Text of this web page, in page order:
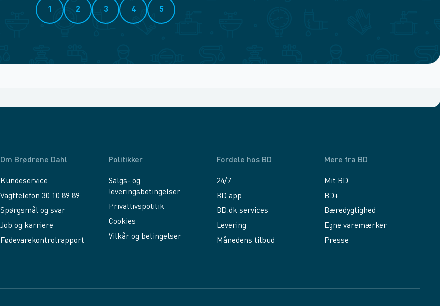
1 2 3 4 5
Om Brødrene Dahl
Kundeservice
Vagttelefon 30 10 89 89
Spørgsmål og svar
Job og karriere
Fødevarekontrolrapport
Politikker
Salgs- og
leveringsbetingelser
Privatlivspolitik
Cookies
Vilkår og betingelser
Fordele hos BD
24/7
BD app
BD.dk services
Levering
Månedens tilbud
Mere fra BD
Mit BD
BD+
Bæredygtighed
Egne varemærker
Presse